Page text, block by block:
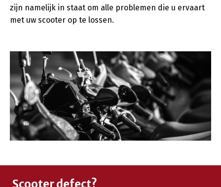
zijn namelijk in staat om alle problemen die u ervaart
met uw scooter op te lossen.
Scooter defect?